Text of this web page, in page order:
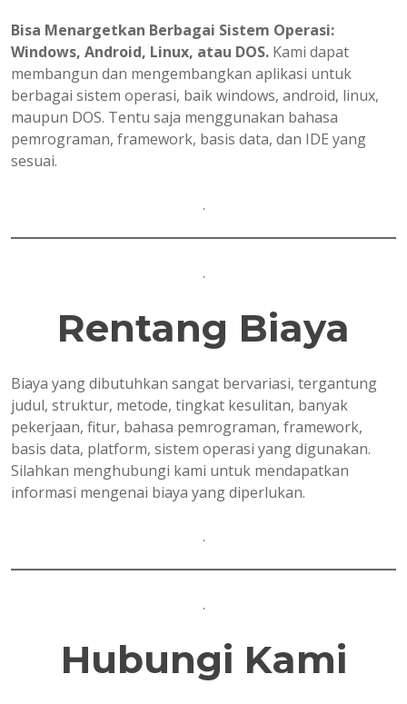
Bisa Menargetkan Berbagai Sistem Operasi:
Windows, Android, Linux, atau DOS. Kami dapat
membangun dan mengembangkan aplikasi untuk
berbagai sistem operasi, baik windows, android, linux,
maupun DOS. Tentu saja menggunakan bahasa
pemrograman, framework, basis data, dan IDE yang
sesuai.
.
.
Rentang Biaya
Biaya yang dibutuhkan sangat bervariasi, tergantung
judul, struktur, metode, tingkat kesulitan, banyak
pekerjaan, fitur, bahasa pemrograman, framework,
basis data, platform, sistem operasi yang digunakan.
Silahkan menghubungi kami untuk mendapatkan
informasi mengenai biaya yang diperlukan.
.
.
Hubungi Kami